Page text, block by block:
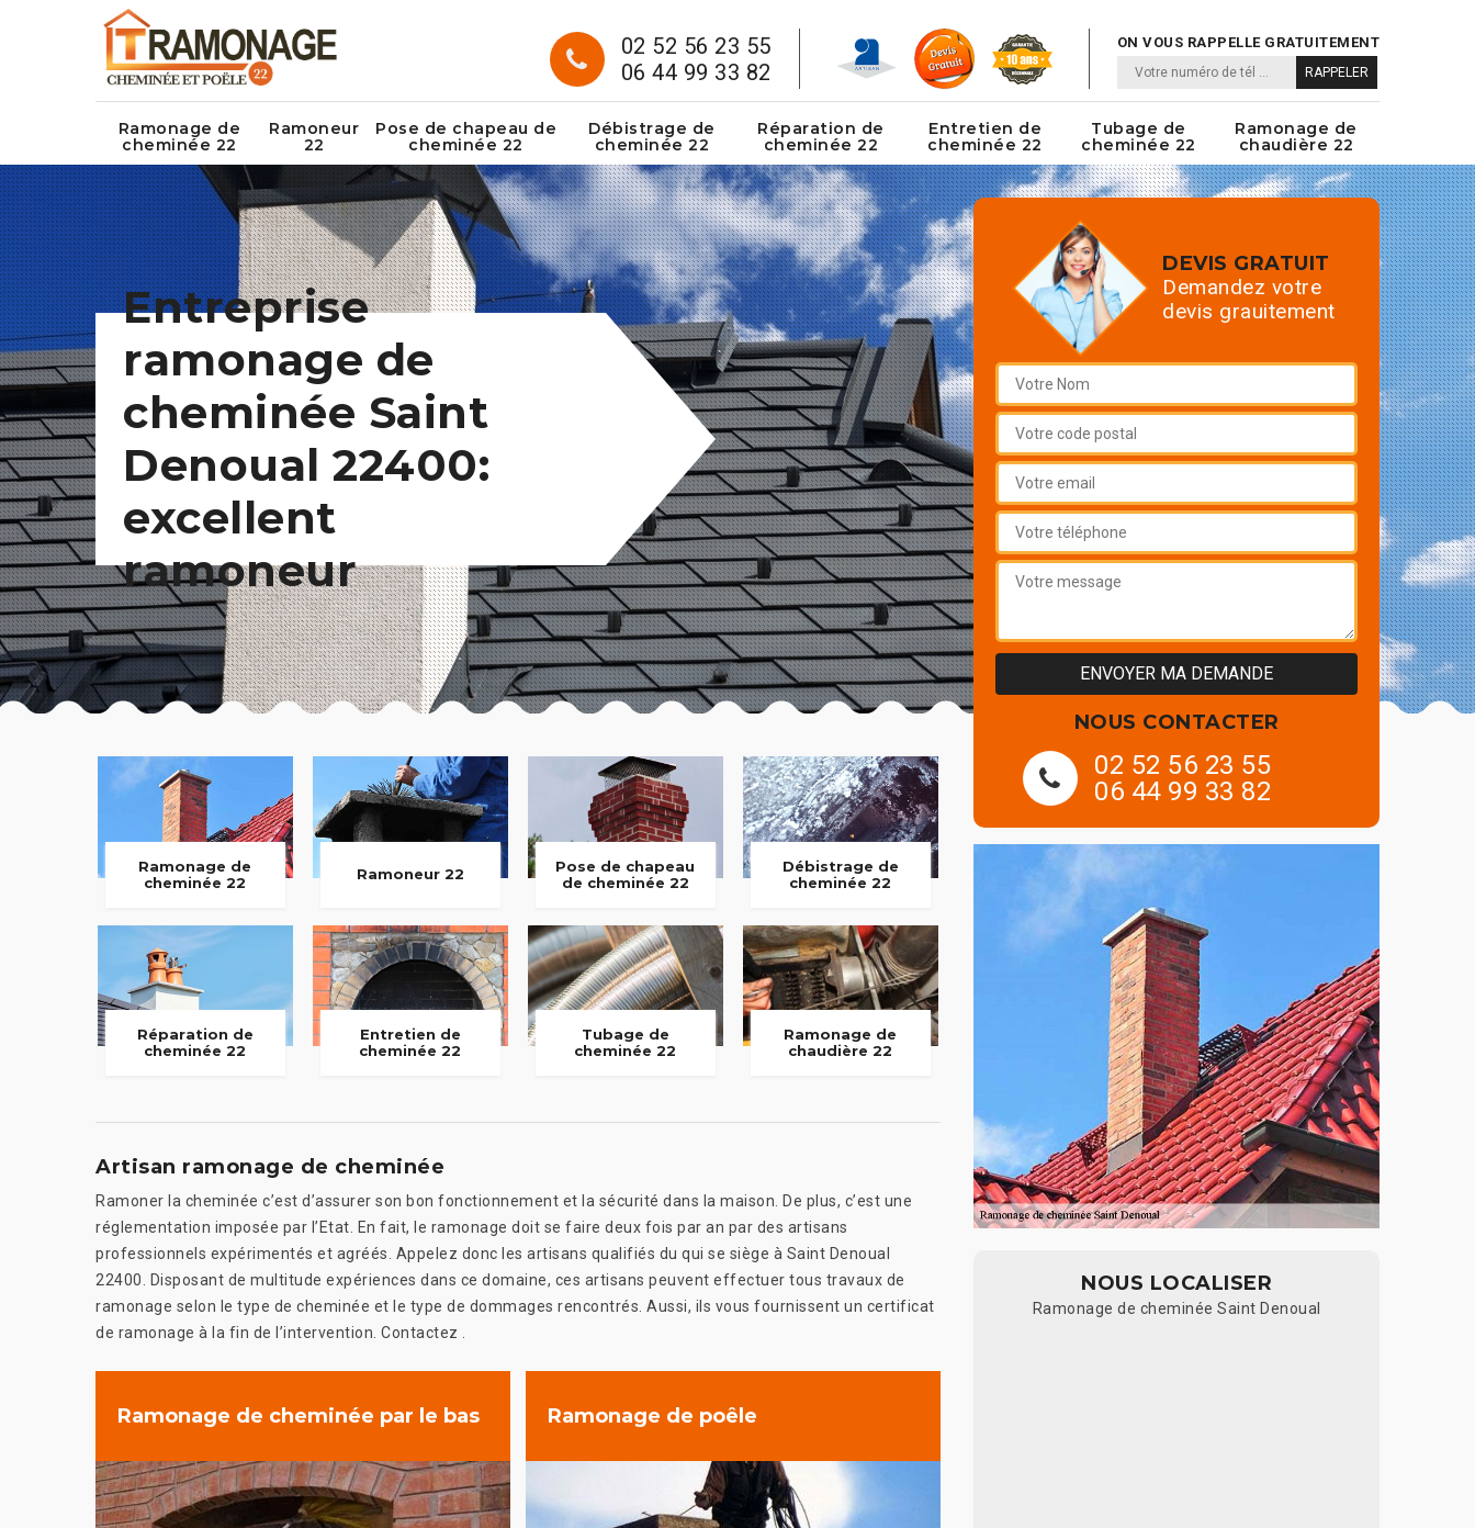
02 52 56 23 55
06 44 99 33 82
ON VOUS RAPPELLE GRATUITEMENT
Ramonage de
cheminée 22
Ramoneur
22
Pose de chapeau de
cheminée 22
Débistrage de
cheminée 22
Réparation de
cheminée 22
Entretien de
cheminée 22
Tubage de
cheminée 22
Ramonage de
chaudière 22
Entreprise
ramonage de
cheminée Saint
Denoual 22400:
excellent
ramoneur
Ramonage de
cheminée 22
Ramoneur 22
Pose de chapeau
de cheminée 22
Débistrage de
cheminée 22
Réparation de
cheminée 22
Entretien de
cheminée 22
Tubage de
cheminée 22
Ramonage de
chaudière 22
Artisan ramonage de cheminée
Ramoner la cheminée c’est d’assurer son bon fonctionnement et la sécurité dans la maison. De plus, c’est une
réglementation imposée par l’Etat. En fait, le ramonage doit se faire deux fois par an par des artisans
professionnels expérimentés et agréés. Appelez donc les artisans qualifiés du qui se siège à Saint Denoual
22400. Disposant de multitude expériences dans ce domaine, ces artisans peuvent effectuer tous travaux de
ramonage selon le type de cheminée et le type de dommages rencontrés. Aussi, ils vous fournissent un certificat
de ramonage à la fin de l’intervention. Contactez .
Ramonage de cheminée par le bas Ramonage de poêle
DEVIS GRATUIT
Demandez votre
devis grauitement
NOUS CONTACTER
02 52 56 23 55
06 44 99 33 82
NOUS LOCALISER
Ramonage de cheminée Saint Denoual